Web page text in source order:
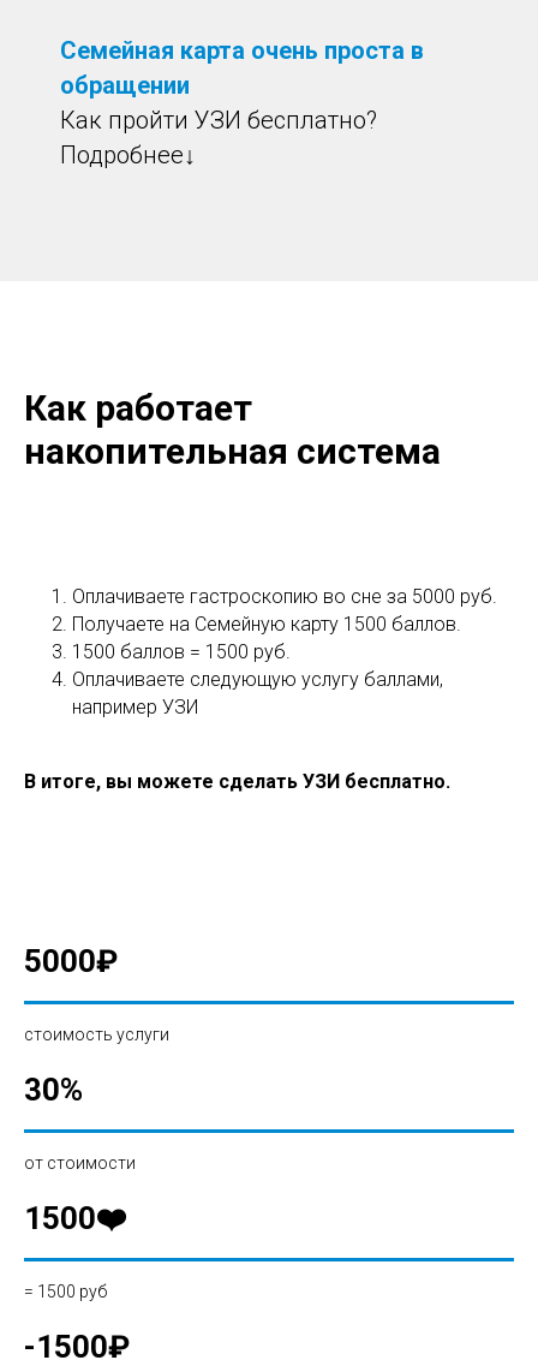
Семейная карта очень проста в
обращении
Как пройти УЗИ бесплатно?
Подробнее↓
Как работает
накопительная система
Оплачиваете гастроскопию во сне за 5000 руб.
Получаете на Семейную карту 1500 баллов.
1500 баллов = 1500 руб.
Оплачиваете следующую услугу баллами,
например УЗИ
В итоге, вы можете сделать УЗИ бесплатно.
5000₽
cтоимость услуги
30%
от стоимости
1500❤️
= 1500 руб
-1500₽